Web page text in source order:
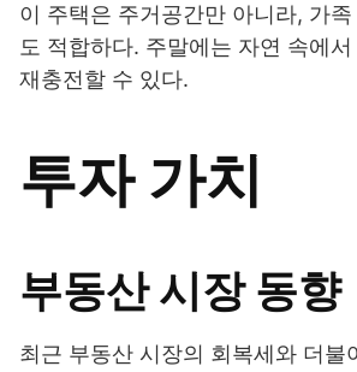
이 주택은 주거공간만 아니라, 가
도 적합하다. 주말에는 자연 속에
재충전할 수 있다.
투자 가치
부동산 시장 동향
최근 부동산 시장의 회복세와 더불